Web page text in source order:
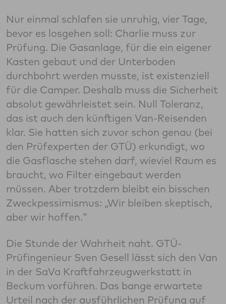
Nur einmal schlafen sie unruhig, vier Tage,
bevor es losgehen soll: Charlie muss zur
Prüfung. Die Gasanlage, für die ein eigener
Kasten gebaut und der Unterboden
durchbohrt werden musste, ist existenziell
für die Camper. Deshalb muss die Sicherheit
absolut gewährleistet sein. Null Toleranz,
das ist auch den künftigen Van-Reisenden
klar. Sie hatten sich zuvor schon genau (bei
den Prüfexperten der GTÜ) erkundigt, wo
die Gasflasche stehen darf, wieviel Raum es
braucht, wo Filter eingebaut werden
müssen. Aber trotzdem bleibt ein bisschen
Zweckpessimismus: „Wir bleiben skeptisch,
aber wir hoffen."
Die Stunde der Wahrheit naht. GTÜ-
Prüfingenieur Sven Gesell lässt sich den Van
in der SaVa Kraftfahrzeugwerkstatt in
Beckum vorführen. Das bange erwartete
Urteil nach der ausführlichen Prüfung auf